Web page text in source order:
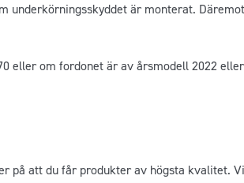
underkörningsskyddet är monterat.
eller om fordonet är av årsmodell 2022
på att du får produkter av högsta kvalitet.